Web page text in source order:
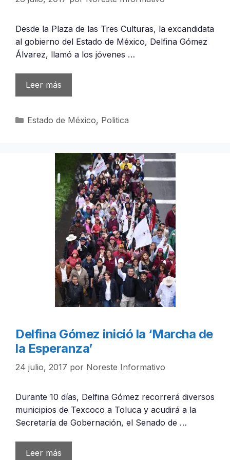
Desde la Plaza de las Tres Culturas, la excandidata
al gobierno del Estado de México, Delfina Gómez
Álvarez, llamó a los jóvenes …
Leer más
Categorías
Estado de México, Politica
Delfina Gómez inició la ‘Marcha de
la Esperanza’
24 julio, 2017 por Noreste Informativo
Durante 10 días, Delfina Gómez recorrerá diversos
municipios de Texcoco a Toluca y acudirá a la
Secretaría de Gobernación, el Senado de …
Leer más